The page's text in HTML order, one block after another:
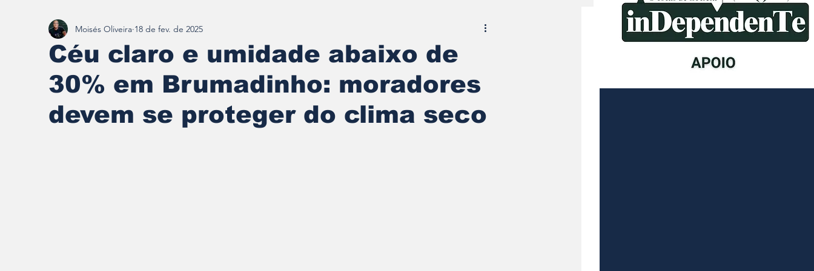
Redescobrindo Brumadinho
Céu claro e umidade abaixo de
30% em Brumadinho: moradores
devem se proteger do clima seco
Moisés Oliveira 18 de fev. de 2025